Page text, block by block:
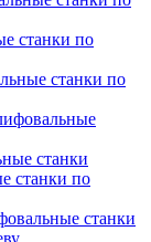
станки по
станки по
станки
станки по
станки